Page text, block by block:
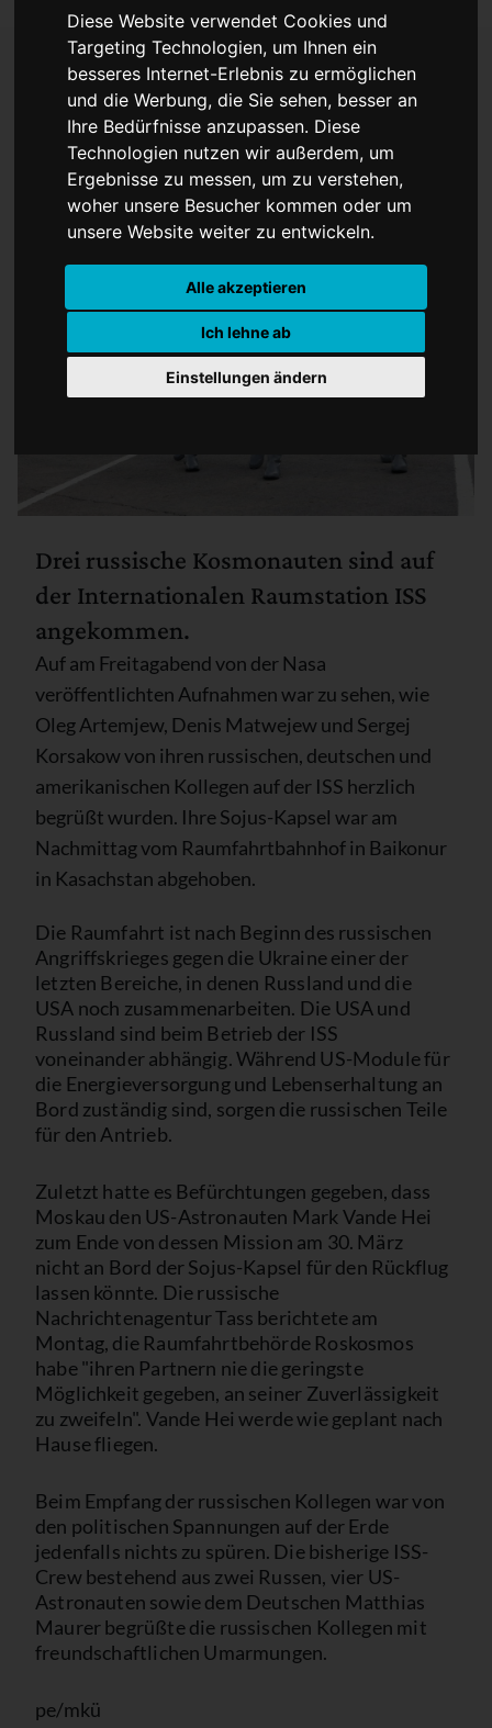
Diese Website verwendet Cookies und
Targeting Technologien, um Ihnen ein
besseres Internet-Erlebnis zu ermöglichen
und die Werbung, die Sie sehen, besser an
Ihre Bedürfnisse anzupassen. Diese
Technologien nutzen wir außerdem, um
Ergebnisse zu messen, um zu verstehen,
woher unsere Besucher kommen oder um
unsere Website weiter zu entwickeln.
Alle akzeptieren
Ich lehne ab
Einstellungen ändern
Russische Kosmonauten
angekommen
Drei russische Kosmonauten sind auf
der Internationalen Raumstation ISS
angekommen.
Auf am Freitagabend von der Nasa
veröffentlichten Aufnahmen war zu sehen, wie
Oleg Artemjew, Denis Matwejew und Sergej
Korsakow von ihren russischen, deutschen und
amerikanischen Kollegen auf der ISS herzlich
begrüßt wurden. Ihre Sojus-Kapsel war am
Nachmittag vom Raumfahrtbahnhof in Baikonur
in Kasachstan abgehoben.
Die Raumfahrt ist nach Beginn des russischen
Angriffskrieges gegen die Ukraine einer der
letzten Bereiche, in denen Russland und die
USA noch zusammenarbeiten. Die USA und
Russland sind beim Betrieb der ISS
voneinander abhängig. Während US-Module für
die Energieversorgung und Lebenserhaltung an
Bord zuständig sind, sorgen die russischen Teile
für den Antrieb.
Zuletzt hatte es Befürchtungen gegeben, dass
Moskau den US-Astronauten Mark Vande Hei
zum Ende von dessen Mission am 30. März
nicht an Bord der Sojus-Kapsel für den Rückflug
lassen könnte. Die russische
Nachrichtenagentur Tass berichtete am
Montag, die Raumfahrtbehörde Roskosmos
habe "ihren Partnern nie die geringste
Möglichkeit gegeben, an seiner Zuverlässigkeit
zu zweifeln". Vande Hei werde wie geplant nach
Hause fliegen.
Beim Empfang der russischen Kollegen war von
den politischen Spannungen auf der Erde
jedenfalls nichts zu spüren. Die bisherige ISS-
Crew bestehend aus zwei Russen, vier US-
Astronauten sowie dem Deutschen Matthias
Maurer begrüßte die russischen Kollegen mit
freundschaftlichen Umarmungen.
pe/mkü